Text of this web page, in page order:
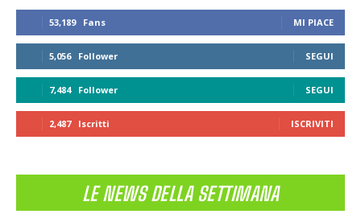
53,189 Fans MI PIACE
5,056 Follower SEGUI
7,484 Follower SEGUI
2,487 Iscritti ISCRIVITI
LE NEWS DELLA SETTIMANA